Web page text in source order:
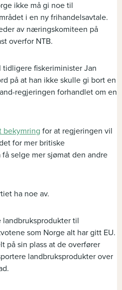
ikke må gi noe til
i en ny frihandelsavtale.
av næringskomiteen på
overfor NTB.
fiskeriminister Jan
på at han ikke skulle gi bort en
regjeringen forhandlet om en
bekymring for at regjeringen vil
for mer britiske
selge mer sjømat den andre
ha noe av.
til
som Norge alt har gitt EU.
på sin plass at de overfører
landbruksprodukter over